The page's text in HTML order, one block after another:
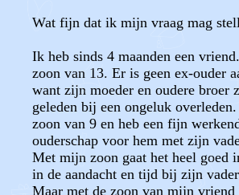
Wat fijn dat ik mijn vraag mag
Ik heb sinds 4 maanden een
zoon van 13. Er is geen ex-ouder
want zijn moeder en oudere broer
geleden bij een ongeluk
zoon van 9 en heb een fijn
ouderschap voor hem met zijn
Met mijn zoon gaat het heel goed
in de aandacht en tijd bij zijn
Maar met de zoon van mijn vriend